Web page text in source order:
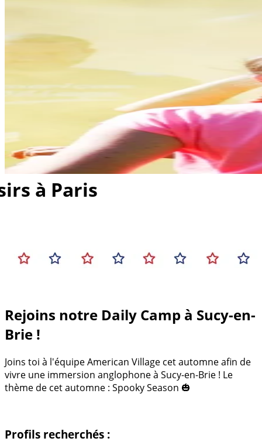
à Paris
Rejoins notre Daily Camp à Sucy-en-
Brie !
Joins toi à l'équipe American Village cet automne afin de
vivre une immersion anglophone à Sucy-en-Brie ! Le
thème de cet automne : Spooky Season 🎃
Profils recherchés :